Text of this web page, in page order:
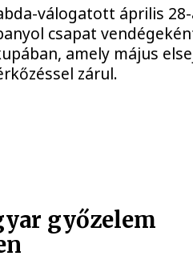
válogatott április
csapat
amely május
zárul.
győzelem